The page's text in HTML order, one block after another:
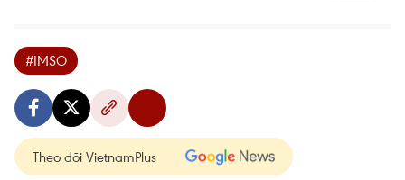
#IMSO
Theo dõi VietnamPlus